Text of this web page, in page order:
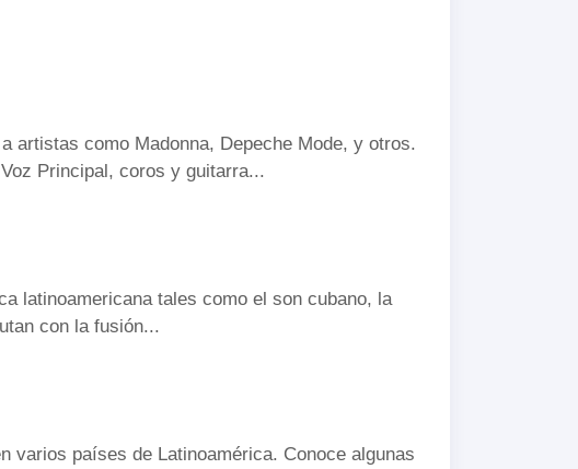
artistas como Madonna, Depeche Mode, y otros.
Principal, coros y guitarra...
latinoamericana tales como el son cubano, la
con la fusión...
varios países de Latinoamérica. Conoce algunas